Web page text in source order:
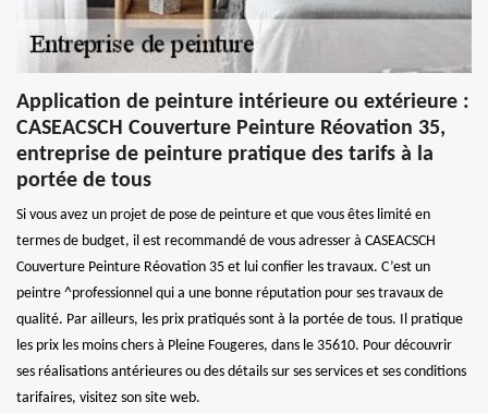
Application de peinture intérieure ou extérieure :
CASEACSCH Couverture Peinture Réovation 35,
entreprise de peinture pratique des tarifs à la
portée de tous
Si vous avez un projet de pose de peinture et que vous êtes limité en
termes de budget, il est recommandé de vous adresser à CASEACSCH
Couverture Peinture Réovation 35 et lui confier les travaux. C’est un
peintre ^professionnel qui a une bonne réputation pour ses travaux de
qualité. Par ailleurs, les prix pratiqués sont à la portée de tous. Il pratique
les prix les moins chers à Pleine Fougeres, dans le 35610. Pour découvrir
ses réalisations antérieures ou des détails sur ses services et ses conditions
tarifaires, visitez son site web.